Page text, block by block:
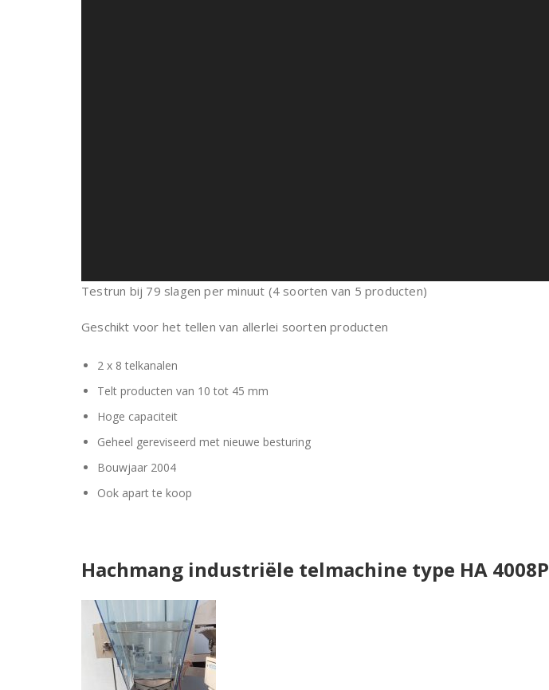
Testrun bij 79 slagen per minuut (4 soorten van 5 producten)
Geschikt voor het tellen van allerlei soorten producten
2 x 8 telkanalen
Telt producten van 10 tot 45 mm
Hoge capaciteit
Geheel gereviseerd met nieuwe besturing
Bouwjaar 2004
Ook apart te koop
Hachmang industriële telmachine type HA 4008P